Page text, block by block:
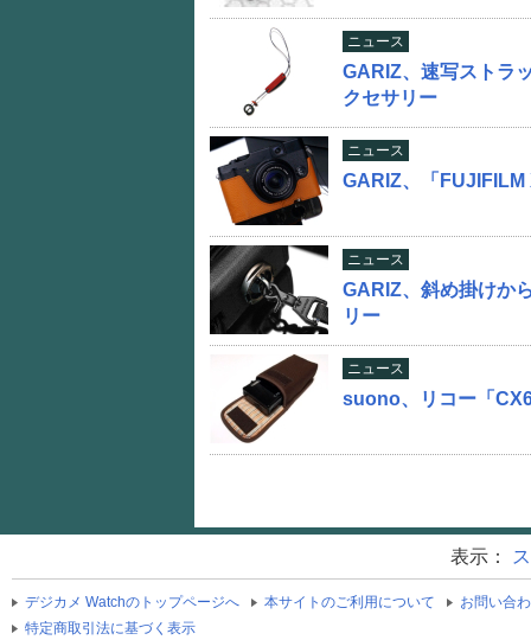
ニュース
GARIZ、速写ストラ
クセサリー
ニュース
GARIZ、「FUJIFILM
ニュース
GARIZ、斜め掛けか
リー
ニュース
suono、リコー「
表示：
デジカメ Watchのトップページへ 本サイトのご利用について
お問い合
特定商取引法に基づく表示